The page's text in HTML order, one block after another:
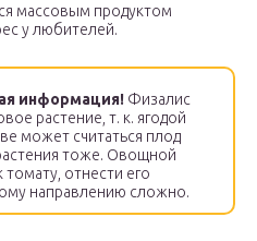
массовым продуктом
у любителей.
информация! Физалис
растение, т. к. ягодой
может считаться плод
тоже. Овощной
отнести его
направлению сложно.